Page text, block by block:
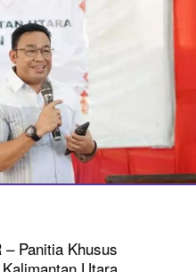
– Panitia Khusus